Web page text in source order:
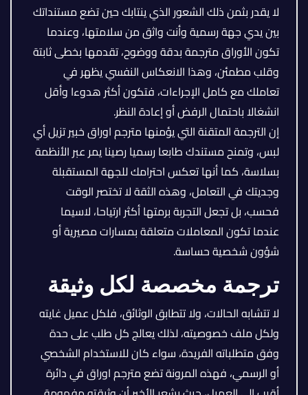
لا يقدر بثمن ذلك الشعور الذي ينتابك حين تضع مستنداتك
بين يدي جهة رسمية وأنت واثق من سلامتها، وعندما
تكون الأوراق مترجمة بدقة ووضوح، تقدمها بخطى ثابتة
وقلب مطمئن، وهذا الانعكاس النفسي يظهر في
تعاملك مع كامل الإجراءات، فتكون أكثر هدوءا وأقل
انشغالا باحتمال الرفض أو إعادة النظر.
إن الترجمة المتقنة التي يؤمنها مترجم اوراق خبير تزيل أي
لبس، وتمنح مستندك طابعا رسميا رصينا يمر عبر الأنظمة
بسلاسة، كما أنها تعكس احترامك للجهة المستقبلة
وجديتك في التعامل، وهذه الثقة لا تختصر الوقت
فحسب، بل تجعل التجربة برمتها أكثر ارتياحا، لاسيما
عندما تكون المعاملات متعلقة بمسارات مصيرية أو
شؤون شخصية حساسة.
ترجمة مخصصة لكل وثيقة
لا تتشابه الحالات، ولا تتطابق الوثائق، فلكل عميل غايته
ولكل ملف خصوصيته، لذلك يعالج كل طلب على حدة
وفق متطلباته الفريدة، سواء كان للاستخدام الشخصي
أو الرسمي، فهذه المرونة تضع مترجم اوراق في دائرة